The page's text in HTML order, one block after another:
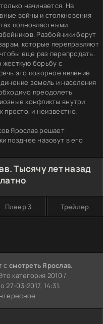
начинается. На
войны и столкновения
полновластными
Разбойники берут
которые переправляют
еще раз перепродать.
жесткую борьбу с
это позорное явление
земель и населения
преодолеть
конфликты внутри
просто, и неизвестно,
Ярослав решает
позднее назовут в его
Тысячу лет назад
Плеер 3 Трейлер
ссмотреть Ярослав.
категория 2010 /
27-03-2017, 14:31.